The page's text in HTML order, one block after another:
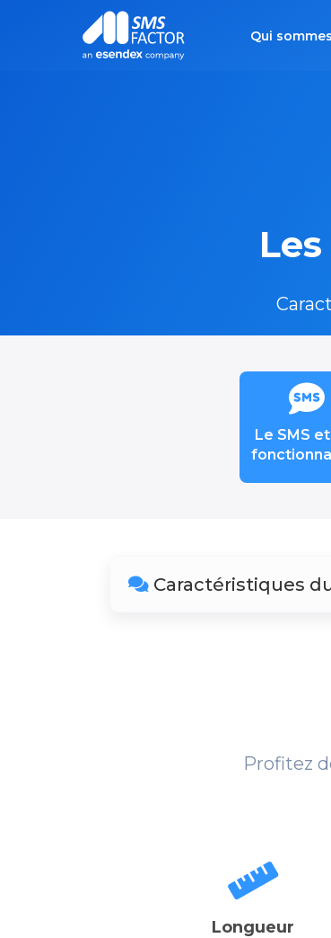
Qui
Le SMS
Caractéristiques
Profitez
Longueur